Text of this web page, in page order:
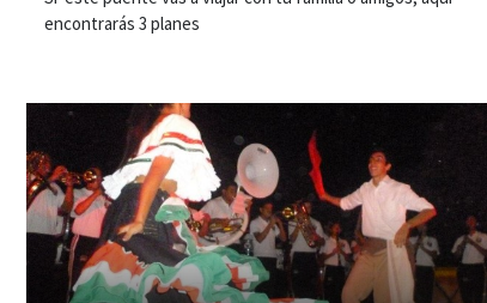
encontrarás 3 planes